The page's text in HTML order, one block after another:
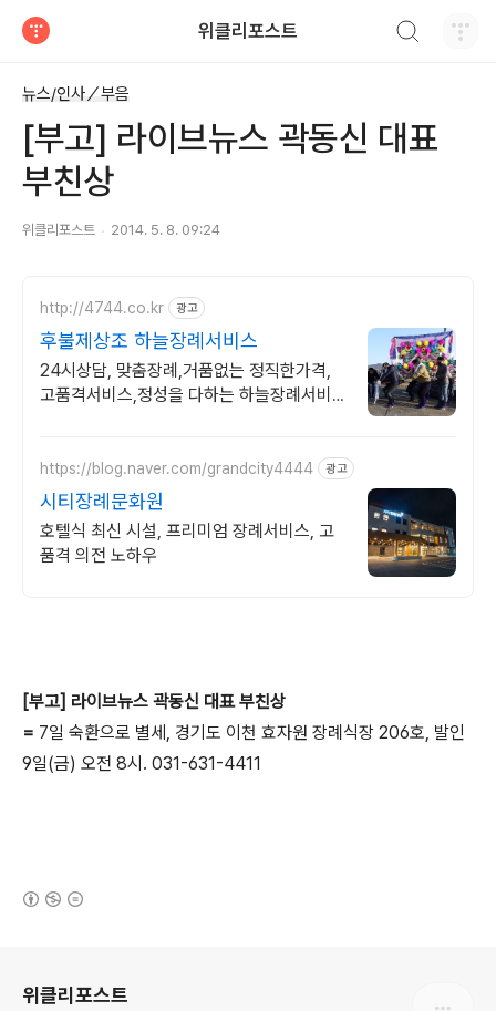
위클리포스트
뉴스/인사／부음
[부고] 라이브뉴스 곽동신 대표
부친상
위클리포스트 2014. 5. 8. 09:24
http://4744.co.kr 광고
후불제상조 하늘장례서비스
24시상담, 맞춤장례,거품없는 정직한가격,
고품격서비스,정성을 다하는 하늘장례서비
https://blog.naver.com/grandcity4444 광고
시티장례문화원
호텔식 최신 시설, 프리미엄 장례서비스, 고
품격 의전 노하우
[부고] 라이브뉴스 곽동신 대표 부친상
= 7일 숙환으로 별세, 경기도 이천 효자원 장례식장 206호, 발인
9일(금) 오전 8시. 031-631-4411
위클리포스트